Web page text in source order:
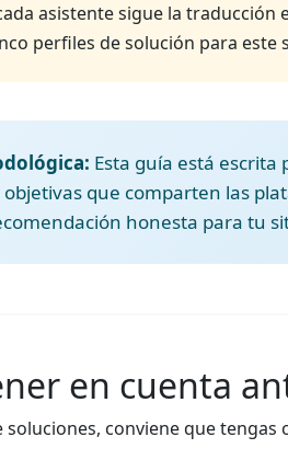
asistente sigue la traducción
perfiles de solución para este
Esta guía está escrita
que comparten las
honesta para tu
en cuenta
soluciones, conviene que